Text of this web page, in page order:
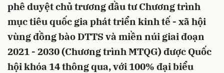
phê duyệt chủ trương đầu tư Chương trình
mục tiêu quốc gia phát triển kinh tế - xã hội
vùng đồng bào DTTS và miền núi giai đoạn
2021 - 2030 (Chương trình MTQG) được Quốc
hội khóa 14 thông qua, với 100% đại biểu